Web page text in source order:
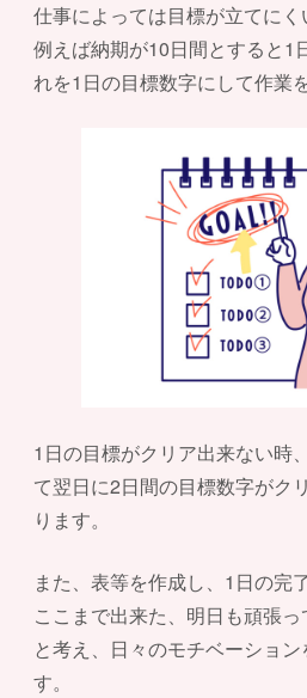
仕事によっては目標が立てに
例えば納期が10日間とすると1
れを1日の目標数字にして作業
1日の目標がクリア出来ない時
て翌日に2日間の目標数字がク
ります。
また、表等を作成し、1日の完
ここまで出来た、明日も頑張
と考え、日々のモチベーショ
す。